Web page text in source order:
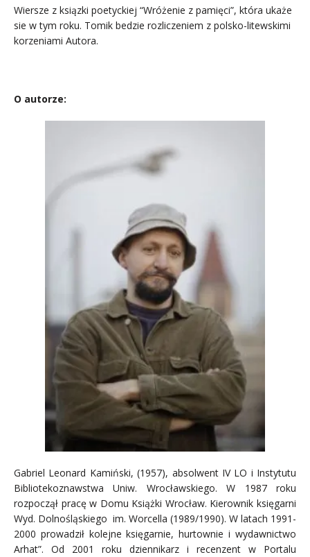
Wiersze z ksiązki poetyckiej “Wróżenie z pamięci”, która ukaże
sie w tym roku. Tomik bedzie rozliczeniem z polsko-litewskimi
korzeniami Autora.
O autorze:
Gabriel Leonard Kamiński, (1957), absolwent IV LO i Instytutu
Bibliotekoznawstwa Uniw. Wrocławskiego. W 1987 roku
rozpoczął pracę w Domu Książki Wrocław. Kierownik księgarni
Wyd. Dolnośląskiego im. Worcella (1989/1990). W latach 1991-
2000 prowadził kolejne księgarnie, hurtownie i wydawnictwo
Arhat”. Od 2001 roku dziennikarz i recenzent w Portalu